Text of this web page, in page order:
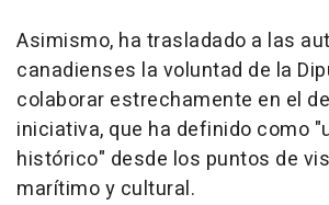
Asimismo, ha trasladado a las
canadienses la voluntad de la
colaborar estrechamente en el
iniciativa, que ha definido como
histórico" desde los puntos de
marítimo y cultural.